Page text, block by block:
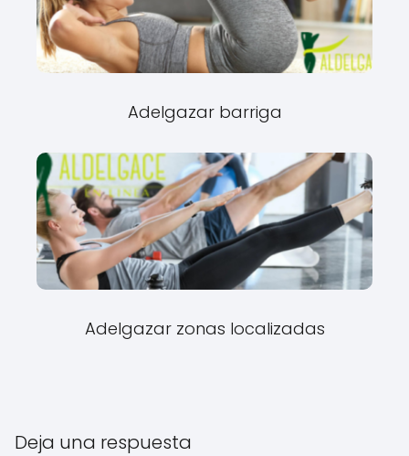
Adelgazar barriga
Adelgazar zonas localizadas
Deja una respuesta